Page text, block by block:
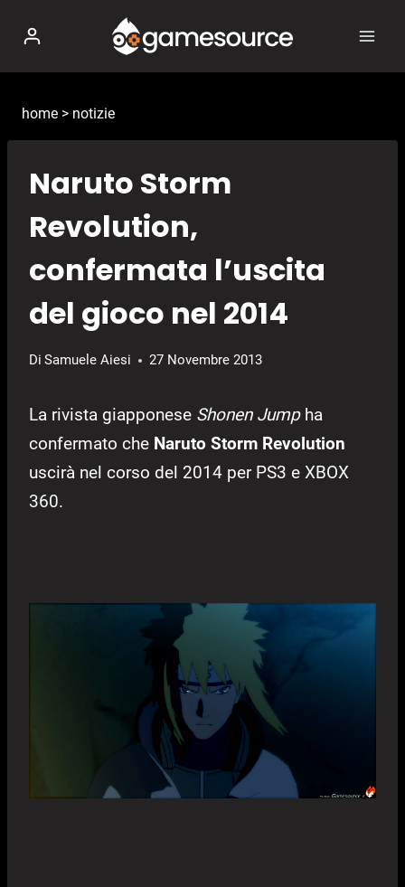
contenuto
home > notizie
Naruto Storm
Revolution,
confermata l’uscita
del gioco nel 2014
Di Samuele Aiesi 27 Novembre 2013
La rivista giapponese Shonen Jumpha
confermato che Naruto Storm Revolution
uscirà nel corso del 2014 per PS3 e XBOX
360.